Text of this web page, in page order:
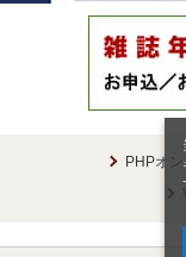
PHPオ